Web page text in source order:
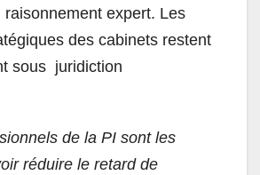
expert. Les
des cabinets restent
sous juridiction
de la PI sont les
réduire le retard de